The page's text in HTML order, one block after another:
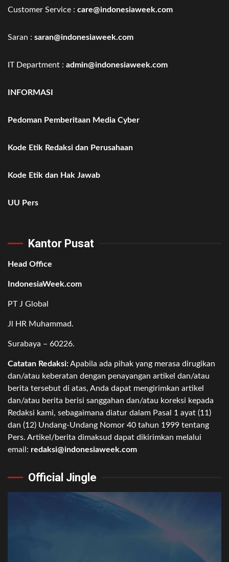
Customer Service : care@indonesiaweek.com
Saran : saran@indonesiaweek.com
IT Department : admin@indonesiaweek.com
INFORMASI
Pedoman Pemberitaan Media Cyber
Kode Etik Redaksi dan Perusahaan
Kode Etik dan Hak Jawab
UU Pers
Kantor Pusat
Head Office
IndonesiaWeek.com
PT J Global
Jl HR Muhammad.
Surabaya – 60226.
Catatan Redaksi:Apabila ada pihak yang merasa dirugikan
dan/atau keberatan dengan penayangan artikel dan/atau
berita tersebut di atas, Anda dapat mengirimkan artikel
dan/atau berita berisi sanggahan dan/atau koreksi kepada
Redaksi kami, sebagaimana diatur dalam Pasal 1 ayat (11)
dan (12) Undang-Undang Nomor 40 tahun 1999 tentang
Pers. Artikel/berita dimaksud dapat dikirimkan melalui
email: redaksi@indonesiaweek.com
Official Jingle